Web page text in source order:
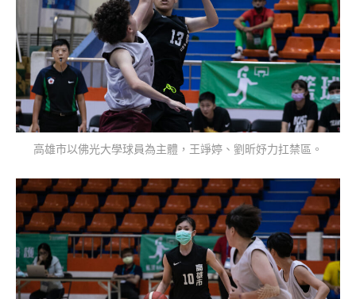
高雄市以佛光大學球員為主體，王竫婷、劉昕妤力扛禁區。